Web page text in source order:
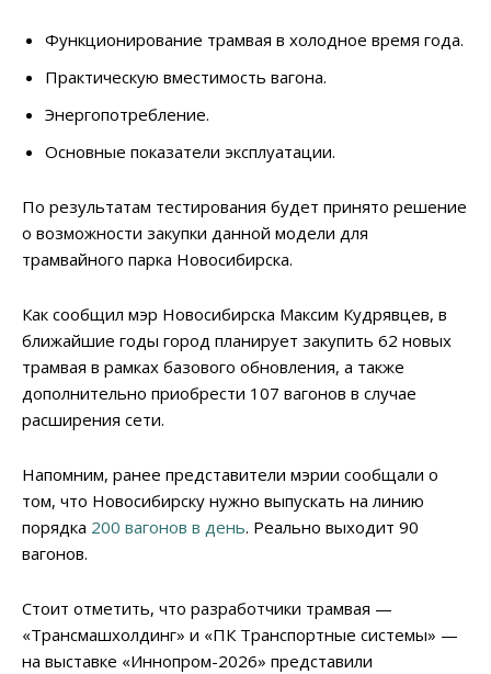
Функционирование трамвая в холодное время года.
Практическую вместимость вагона.
Энергопотребление.
Основные показатели эксплуатации.
По результатам тестирования будет принято решение
о возможности закупки данной модели для
трамвайного парка Новосибирска.
Как сообщил мэр Новосибирска Максим Кудрявцев, в
ближайшие годы город планирует закупить 62 новых
трамвая в рамках базового обновления, а также
дополнительно приобрести 107 вагонов в случае
расширения сети.
Напомним, ранее представители мэрии сообщали о
том, что Новосибирску нужно выпускать на линию
порядка 200 вагонов в день. Реально выходит 90
вагонов.
Стоит отметить, что разработчики трамвая —
«Трансмашхолдинг» и «ПК Транспортные системы» —
на выставке «Иннопром-2026» представили